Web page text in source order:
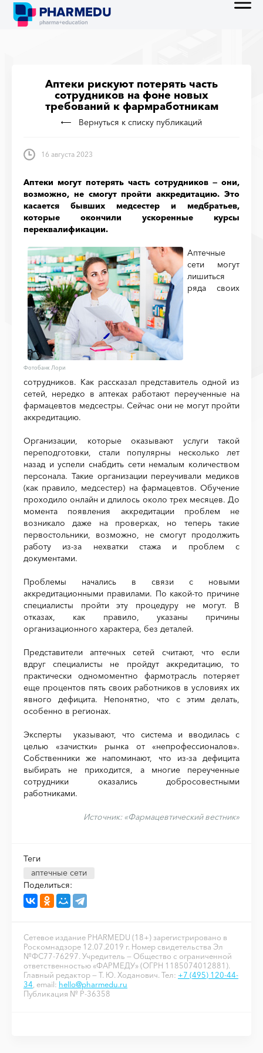
Аптеки рискуют потерять часть
сотрудников на фоне новых
требований к фармработникам
Вернуться к списку публикаций
16 августа 2023
Аптеки могут потерять часть сотрудников — они,
возможно, не смогут пройти аккредитацию. Это
касается бывших медсестер и медбратьев,
которые окончили ускоренные курсы
переквалификации.
Фотобанк Лори
Аптечные
сети могут
лишиться
ряда своих
сотрудников. Как рассказал представитель одной из
сетей, нередко в аптеках работают переученные на
фармацевтов медсестры. Сейчас они не могут пройти
аккредитацию.
Организации, которые оказывают услуги такой
переподготовки, стали популярны несколько лет
назад и успели снабдить сети немалым количеством
персонала. Такие организации переучивали медиков
(как правило, медсестер) на фармацевтов. Обучение
проходило онлайн и длилось около трех месяцев. До
момента появления аккредитации проблем не
возникало даже на проверках, но теперь такие
первостольники, возможно, не смогут продолжить
работу из-за нехватки стажа и проблем с
документами.
Проблемы начались в связи с новыми
аккредитационными правилами. По какой-то причине
специалисты пройти эту процедуру не могут. В
отказах, как правило, указаны причины
организационного характера, без деталей.
Представители аптечных сетей считают, что если
вдруг специалисты не пройдут аккредитацию, то
практически одномоментно фармотрасль потеряет
еще процентов пять своих работников в условиях их
явного дефицита. Непонятно, что с этим делать,
особенно в регионах.
Эксперты указывают, что система и вводилась с
целью «зачистки» рынка от «непрофессионалов».
Собственники же напоминают, что из-за дефицита
выбирать не приходится, а многие переученные
сотрудники оказались добросовестными
работниками.
Источник: «Фармацевтический вестник»
Теги
аптечные сети
Поделиться:
Сетевое издание PHARMEDU (18+) зарегистрировано в
Роскомнадзоре 12.07.2019 г. Номер свидетельства Эл
№ФС77-76297. Учредитель — Общество с ограниченной
ответственностью «ФАРМЕДУ» (ОГРН 1185074012881).
Главный редактор — Т. Ю. Ходанович. Тел: +7 (495) 120-44-
34 , email: hello@pharmedu.ru
Публикация № P-36358